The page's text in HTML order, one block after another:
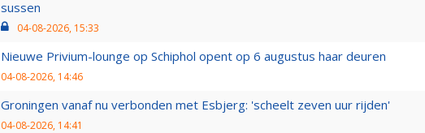
sussen
04-08-2026, 15:33
Nieuwe Privium-lounge op Schiphol opent op 6 augustus haar deuren
04-08-2026, 14:46
Groningen vanaf nu verbonden met Esbjerg: 'scheelt zeven uur rijden'
04-08-2026, 14:41